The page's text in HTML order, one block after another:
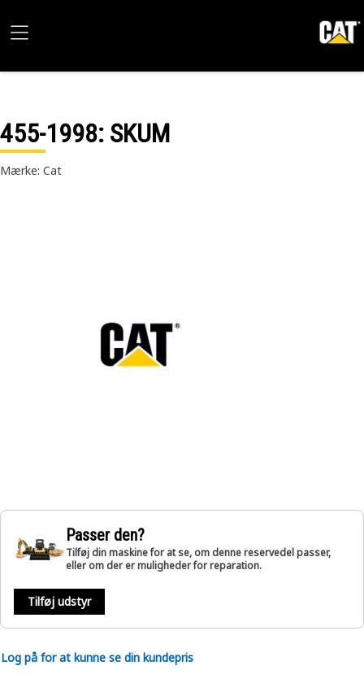
455-1998: SKUM
Mærke: Cat
Passer den?
Tilføj din maskine for at se, om denne reservedel passer,
eller om der er muligheder for reparation.
Tilføj udstyr
Log på for at kunne se din kundepris